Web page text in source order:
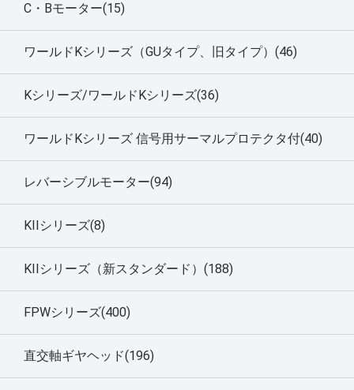
C・Bモーター(15)
ワールドKシリーズ（GUタイプ、旧タイプ）(46)
Kシリーズ/ワールドKシリーズ(36)
ワールドKシリーズ 信号用サーマルプロテクタ付(40)
レバーシブルモーター(94)
KIIシリーズ(8)
KIIシリーズ（新スタンダード）(188)
FPWシリーズ(400)
直交軸ギヤヘッド(196)